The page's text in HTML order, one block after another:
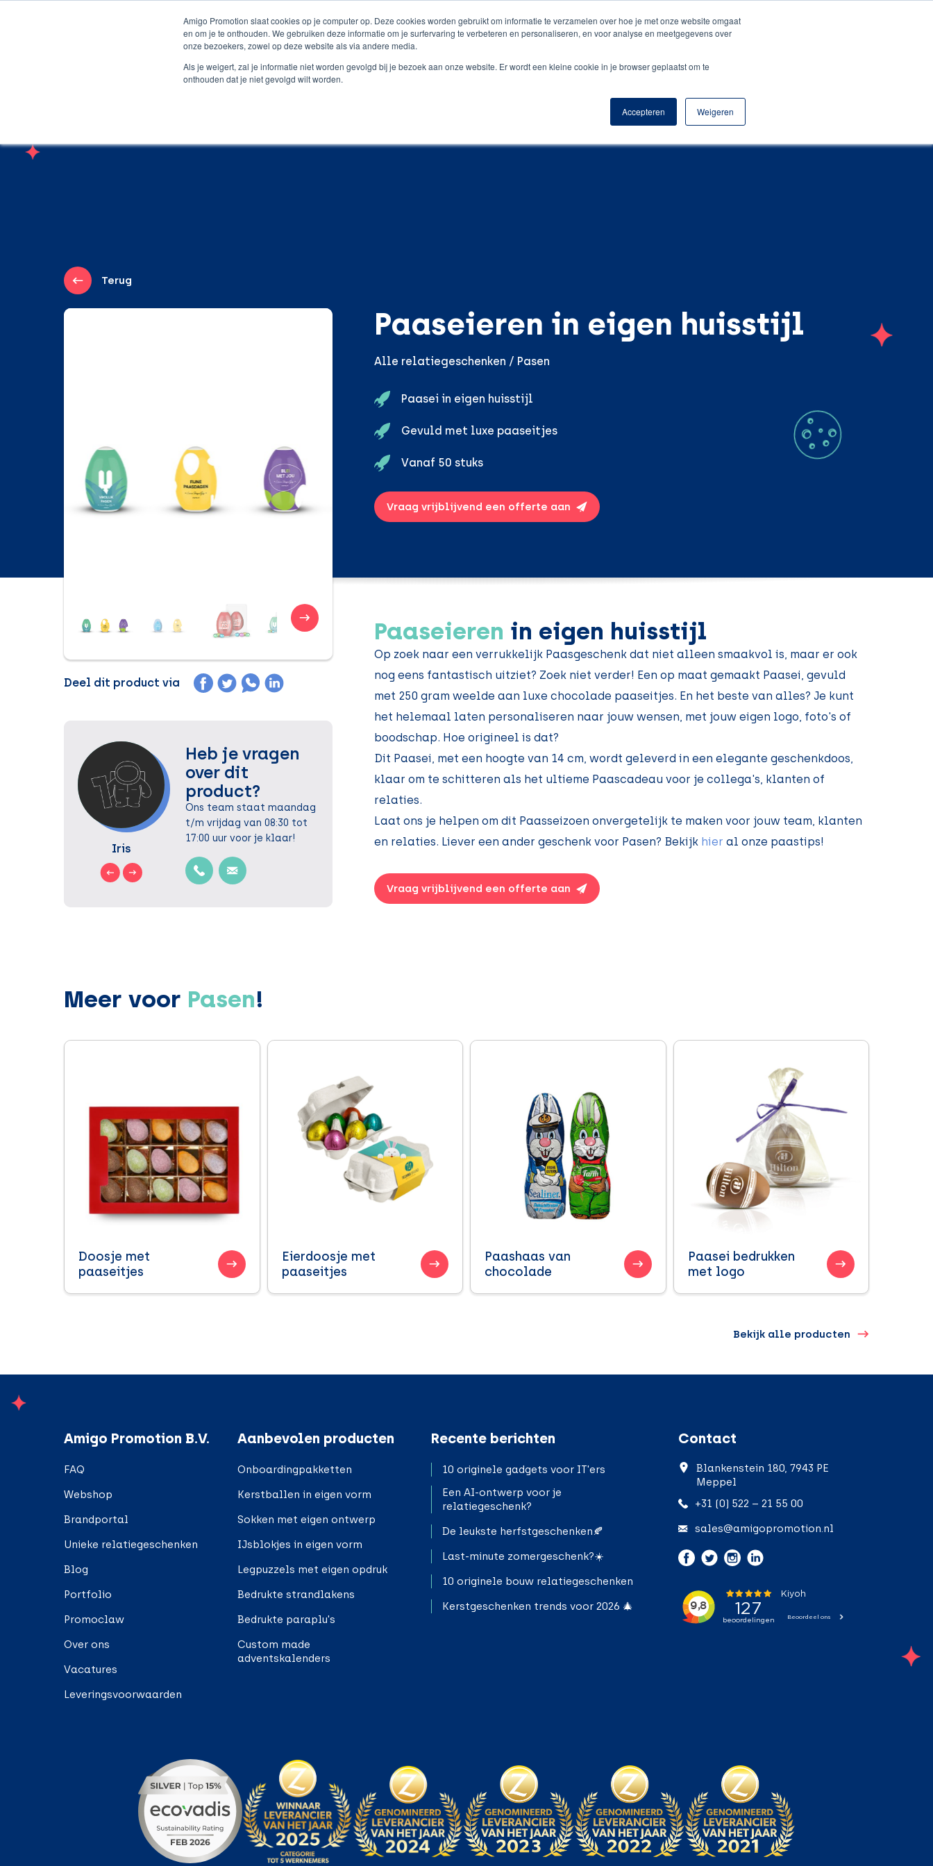
Amigo Promotion slaat cookies op je computer op. Deze cookies worden gebruikt om informatie te verzamelen over hoe je met onze website omgaat
en om je te onthouden. We gebruiken deze informatie om je surfervaring te verbeteren en personaliseren, en voor analyse en meetgegevens over
onze bezoekers, zowel op deze website als via andere media.
Als je weigert, zal je informatie niet worden gevolgd bij je bezoek aan onze website. Er wordt een kleine cookie in je browser geplaatst om te
onthouden dat je niet gevolgd wilt worden.
Accepteren Weigeren
Unieke producten Gratis digitale drukproef +31 (0) 522 – 21 55 00
Terug
Deel dit product via
Iris
Chantal
Heb je vragen
over dit
product?
Ons team staat maandag
t/m vrijdag van 08:30 tot
17:00 uur voor je klaar!
Paaseieren in eigen huisstijl
Alle relatiegeschenken / Pasen
Paasei in eigen huisstijl
Gevuld met luxe paaseitjes
Vanaf 50 stuks
Vraag vrijblijvend een offerte aan
Paaseieren in eigen huisstijl
Op zoek naar een verrukkelijk Paasgeschenk dat niet alleen smaakvol is, maar er ook
nog eens fantastisch uitziet? Zoek niet verder! Een op maat gemaakt Paasei, gevuld
met 250 gram weelde aan luxe chocolade paaseitjes. En het beste van alles? Je kunt
het helemaal laten personaliseren naar jouw wensen, met jouw eigen logo, foto's of
boodschap. Hoe origineel is dat?
Dit Paasei, met een hoogte van 14 cm, wordt geleverd in een elegante geschenkdoos,
klaar om te schitteren als het ultieme Paascadeau voor je collega's, klanten of
relaties.
Laat ons je helpen om dit Paasseizoen onvergetelijk te maken voor jouw team, klanten
en relaties. Liever een ander geschenk voor Pasen? Bekijk hier al onze paastips!
Vraag vrijblijvend een offerte aan
Meer voor Pasen!
Doosje met
paaseitjes
Eierdoosje met
paaseitjes
Paashaas van
chocolade
Paasei bedrukken
met logo
Bekijk alle producten
Amigo Promotion B.V.
FAQ
Webshop
Brandportal
Unieke relatiegeschenken
Blog
Portfolio
Promoclaw
Over ons
Vacatures
Leveringsvoorwaarden
Aanbevolen producten
Onboardingpakketten
Kerstballen in eigen vorm
Sokken met eigen ontwerp
IJsblokjes in eigen vorm
Legpuzzels met eigen opdruk
Bedrukte strandlakens
Bedrukte paraplu's
Custom made
adventskalenders
Recente berichten
10 originele gadgets voor IT'ers
Een AI-ontwerp voor je
relatiegeschenk?
De leukste herfstgeschenken🍂
Last-minute zomergeschenk?☀️
10 originele bouw relatiegeschenken
Kerstgeschenken trends voor 2026 🎄
Contact
Blankenstein 180, 7943 PE
Meppel
+31 (0) 522 – 21 55 00
sales@amigopromotion.nl
;
;